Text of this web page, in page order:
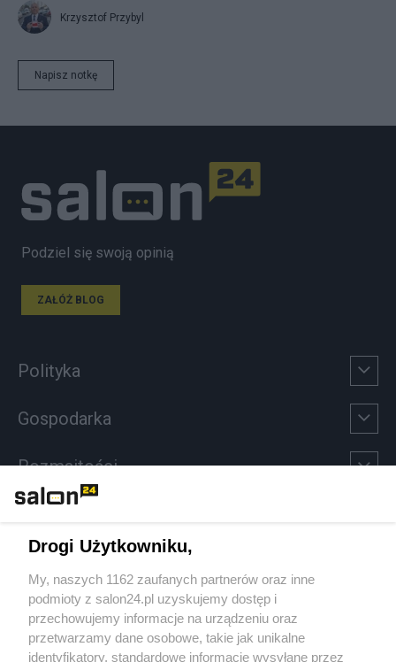
Krzysztof Przybyl
Napisz notkę
Podziel się swoją opinią
ZAŁÓŻ BLOG
Polityka
Gospodarka
Rozmaitości
Sport
Społeczeństwo
Kultura
Drogi Użytkowniku,
My, naszych 1162 zaufanych partnerów oraz inne
podmioty z salon24.pl uzyskujemy dostęp i
przechowujemy informacje na urządzeniu oraz
przetwarzamy dane osobowe, takie jak unikalne
identyfikatory, standardowe informacje wysyłane przez